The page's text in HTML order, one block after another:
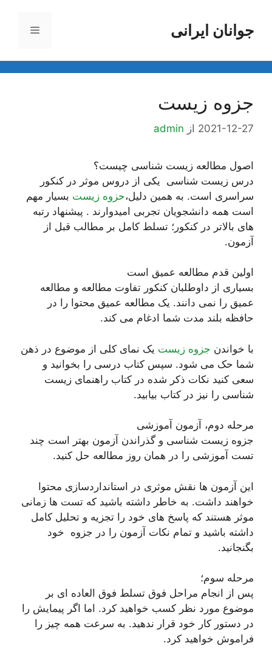
محتواجوانان ایرانی فهرست
جزوه زیست
2021-12-27 از admin
اصول مطالعه زیست شناسی چیست؟
درس زیست شناسی یکی از دروس موثر در کنکور
سراسری است. به همین دلیل،حزوه زیست بسیار مهم
است همه دانشجویان تجربی امیدوارند . پیشنهاد رتبه
های بالاتر در کنکور؛ تسلط کامل بر مطالب قبل از
آزمون.
اولین قدم مطالعه عمیق است
بسیاری از داوطلبان کنکور تفاوت مطالعه و مطالعه
عمیق را نمی دانند. یک مطالعه عمیق محتوا را در
حافظه بلند مدت شما ادغام می کند.
با خواندن جزوه زیست یک نمای کلی از موضوع در ذهن
شما حک می شود. سپس کتاب درسی را بخوانید و
سعی کنید نکات ذکر شده در کتاب راهنمای زیست
شناسی را نیز در کتاب بیابید.
مرحله دوم، آزمون آموزشی
جزوه زیست شناسی و گذراندن آزمون بهتر است چند
تست آموزشی را در همان روز مطالعه حل کنید.
این آزمون ها نقش موثری در استانداردسازی محتوا
خواهند داشت. به خاطر داشته باشید که تست ها زمانی
موثر هستند که پاسخ های خود را تجزیه و تحلیل کامل
داشته باشید و تمام نکات آزمون را در جزوه خود
بگنجانید.
مرحله سوم؛
پس از انجام مراحل فوق تسلط فوق العاده ای بر
موضوع مورد نظر کسب خواهید کرد. اما اگر پیمایش را
در دستور کار خود قرار ندهید. به سرعت همه چیز را
فراموش خواهید کرد.